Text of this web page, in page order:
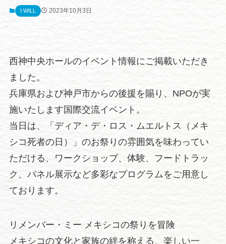
I WILL 2023年10月3日
西神中央ホールのイベント情報にご掲載いただき
ました。
兵庫県および神戸市からの後援を賜り、NPOが実
施いたします国際交流イベント。
当日は、「ディア・デ・ロス・ムエルトス（メキ
シコ死者の日）」のお祭りの雰囲気を味わってい
ただける、ワークショップ、体験、フードトラッ
ク、パネル展示など多彩なプログラムをご用意し
ております。
リメンバー・ミー メキシコの祭りを冒険
メキシコの文化と家族の絆を称える、楽しい一